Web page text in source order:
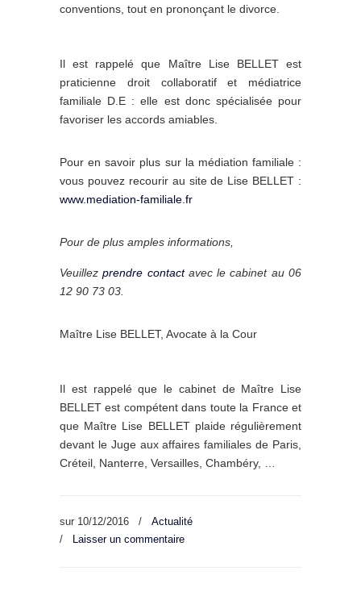
conventions, tout en prononçant le divorce.
Il est rappelé que Maître Lise BELLET est
praticienne droit collaboratif et médiatrice
familiale D.E : elle est donc spécialisée pour
favoriser les accords amiables.
Pour en savoir plus sur la médiation familiale :
vous pouvez recourir au site de Lise BELLET :
www.mediation-familiale.fr
Pour de plus amples informations,
Veuillezprendre contactavec le cabinet au 06
12 90 73 03.
Maître Lise BELLET, Avocate à la Cour
Il est rappelé que le cabinet de Maître Lise
BELLET est compétent dans toute la France et
que Maître Lise BELLET plaide régulièrement
devant le Juge aux affaires familiales de Paris,
Créteil, Nanterre, Versailles, Chambéry, …
sur 10/12/2016 /
Actualité
/
Laisser un commentaire